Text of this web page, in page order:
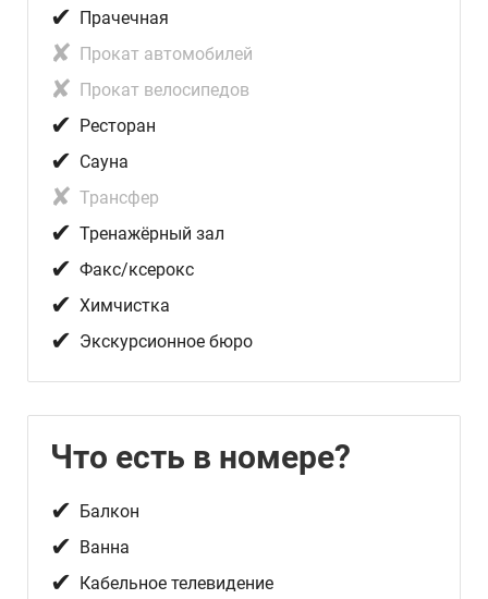
✔ Прачечная
✘ Прокат автомобилей
✘ Прокат велосипедов
✔ Ресторан
✔ Сауна
✘ Трансфер
✔ Тренажёрный зал
✔ Факс/ксерокc
✔ Химчистка
✔ Экскурсионное бюро
Что есть в номере?
✔ Балкон
✔ Ванна
✔ Кабельное телевидение